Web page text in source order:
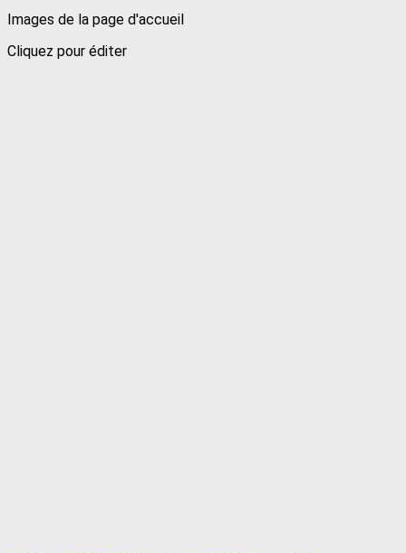
Images de la page d'accueil
Cliquez pour éditer